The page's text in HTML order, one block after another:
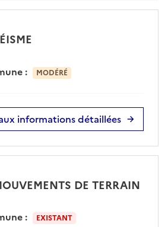
: MODÉRÉ
informations détaillées
DE TERRAIN
: EXISTANT